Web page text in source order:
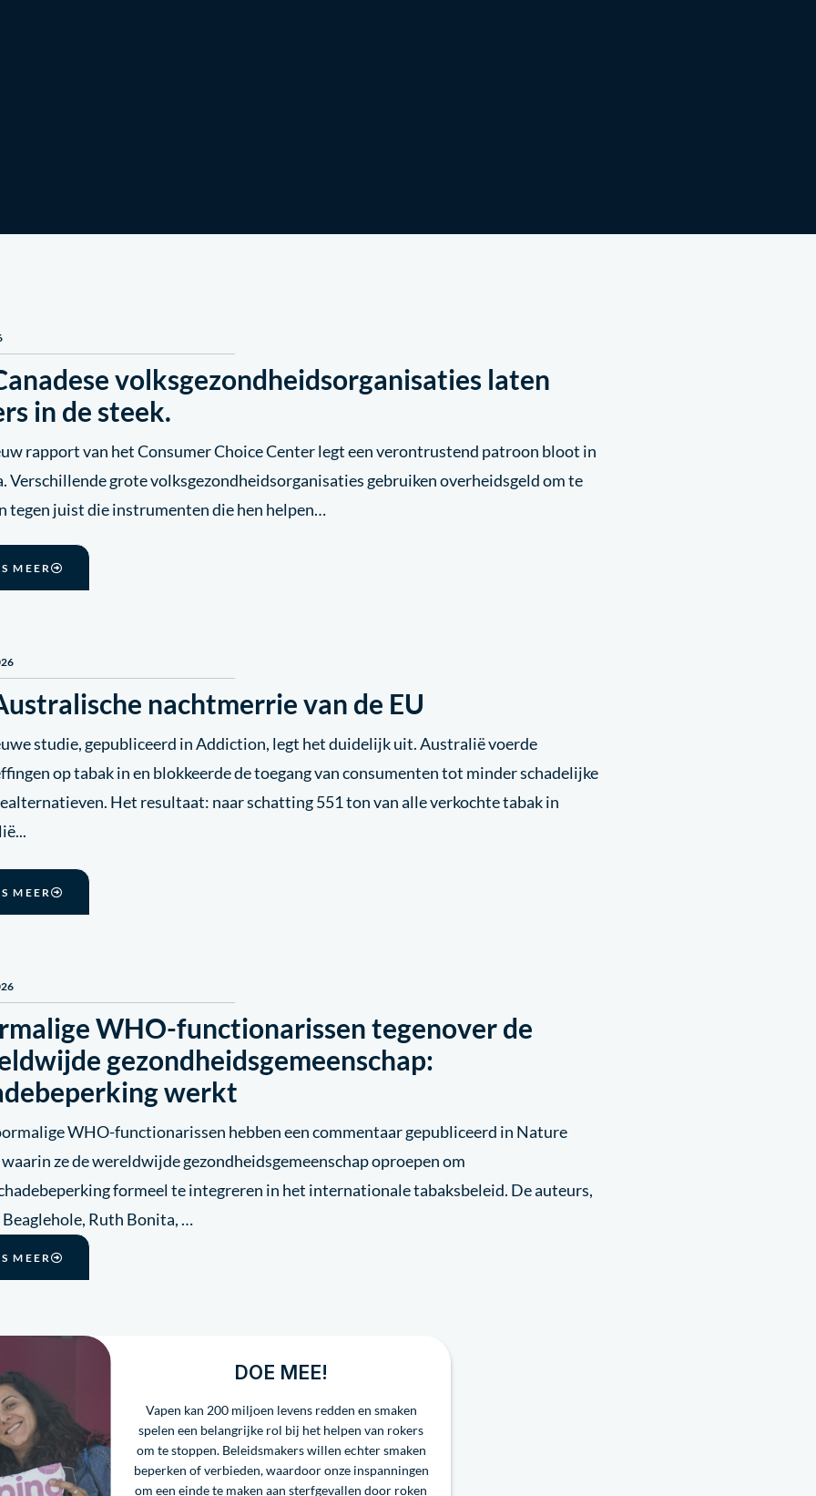
volksgezondheidsorganisaties laten
in de steek.
rapport van het Consumer Choice Center legt een verontrustend patroon bloot in
Verschillende grote volksgezondheidsorganisaties gebruiken overheidsgeld om te
tegen juist die instrumenten die hen helpen…
MEER
nachtmerrie van de EU
studie, gepubliceerd in Addiction, legt het duidelijk uit. Australië voerde
op tabak in en blokkeerde de toegang van consumenten tot minder schadelijke
Het resultaat: naar schatting 551 ton van alle verkochte tabak in
MEER
WHO-functionarissen tegenover de
gezondheidsgemeenschap:
werkt
WHO-functionarissen hebben een commentaar gepubliceerd in Nature
ze de wereldwijde gezondheidsgemeenschap oproepen om
formeel te integreren in het internationale tabaksbeleid. De auteurs,
Ruth Bonita, …
MEER
DOE MEE!
Vapen kan 200 miljoen levens redden en smaken
spelen een belangrijke rol bij het helpen van rokers
om te stoppen. Beleidsmakers willen echter smaken
beperken of verbieden, waardoor onze inspanningen
om een einde te maken aan sterfgevallen door roken